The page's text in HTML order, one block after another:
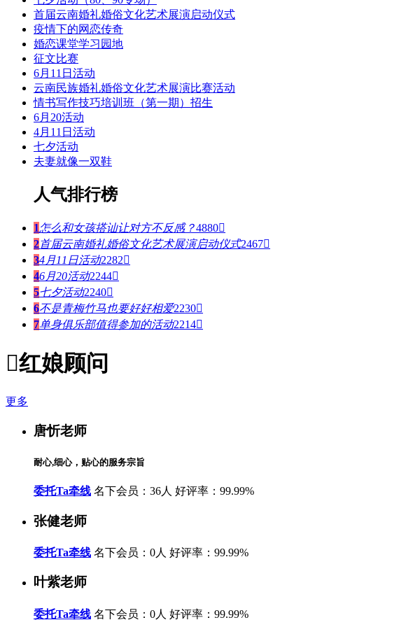
首届云南婚礼婚俗文化艺术展演启动仪式
疫情下的网恋传奇
婚恋课堂学习园地
征文比赛
6月11日活动
云南民族婚礼婚俗文化艺术展演比赛活动
情书写作技巧培训班（第一期）招生
6月20活动
4月11日活动
七夕活动
夫妻就像一双鞋
人气排行榜
1怎么和女孩搭讪让对方不反感？4880
2首届云南婚礼婚俗文化艺术展演启动仪式2467
34月11日活动2282
46月20活动2244
5七夕活动2240
6不是青梅竹马也要好好相爱2230
7单身俱乐部值得参加的活动2214
红娘顾问
更多
唐忻老师
耐心,细心，贴心的服务宗旨
委托Ta牵线 名下会员：36人 好评率：99.99%
张健老师
委托Ta牵线 名下会员：0人 好评率：99.99%
叶紫老师
委托Ta牵线 名下会员：0人 好评率：99.99%